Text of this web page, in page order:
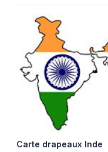
Carte drapeaux Inde